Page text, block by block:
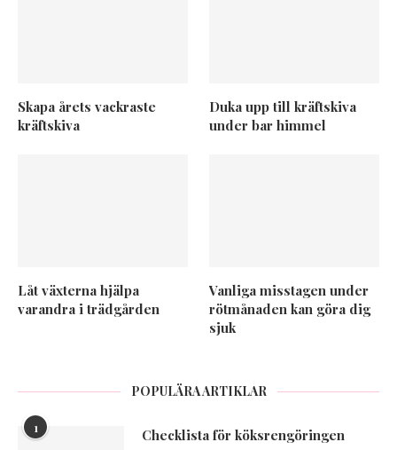
Skapa årets vackraste
kräftskiva
Duka upp till kräftskiva
under bar himmel
Låt växterna hjälpa
varandra i trädgården
Vanliga misstagen under
rötmånaden kan göra dig
sjuk
POPULÄRA ARTIKLAR
1 Checklista för köksrengöringen